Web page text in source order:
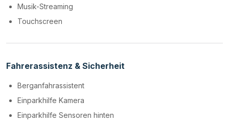
Musik-Streaming
Touchscreen
Fahrerassistenz & Sicherheit
Berganfahrassistent
Einparkhilfe Kamera
Einparkhilfe Sensoren hinten